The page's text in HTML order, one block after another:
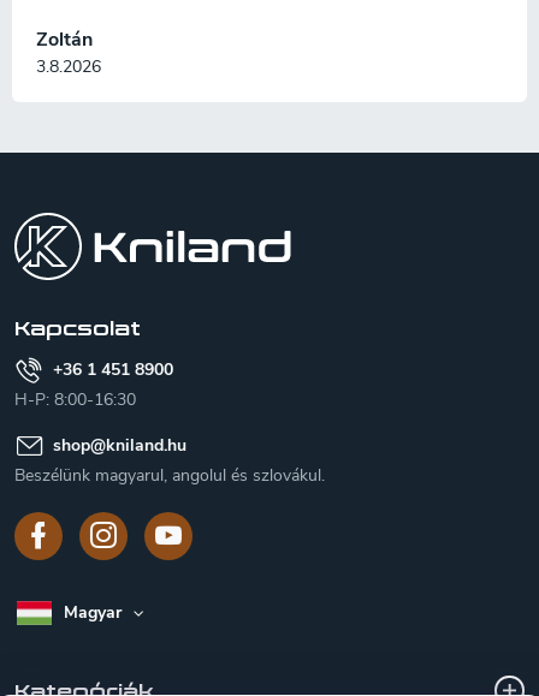
Zoltán
3.8.2026
Kapcsolat
+36 1 451 8900
H-P: 8:00-16:30
shop@kniland.hu
Beszélünk magyarul, angolul és szlovákul.
Magyar
Kategóriák